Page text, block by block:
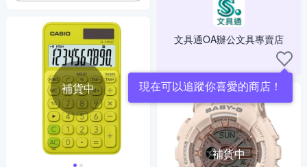
補貨中
文具通OA辦公文具專賣店
現在可以追蹤你喜愛的商店！
補貨中